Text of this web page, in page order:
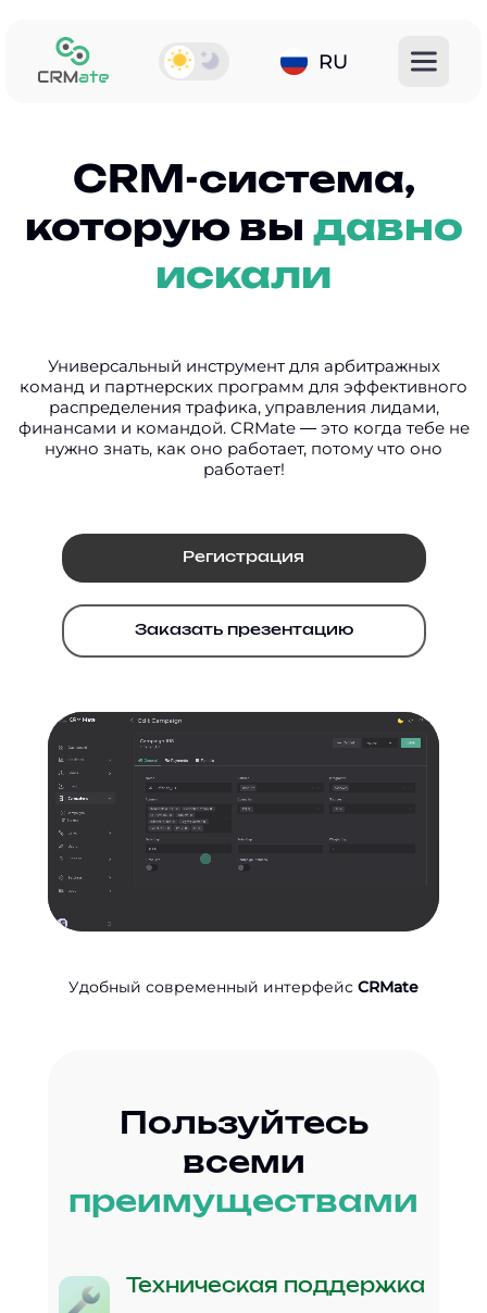
RU
CRM-система,
которую вы давно
искали
Универсальный инструмент для арбитражных
команд и партнерских программ для эффективного
распределения трафика, управления лидами,
финансами и командой. CRMate — это когда тебе не
нужно знать, как оно работает, потому что оно
работает!
Регистрация
Заказать презентацию
Удобный современный интерфейс CRMate
Пользуйтесь
всеми
преимуществами
Техническая поддержка